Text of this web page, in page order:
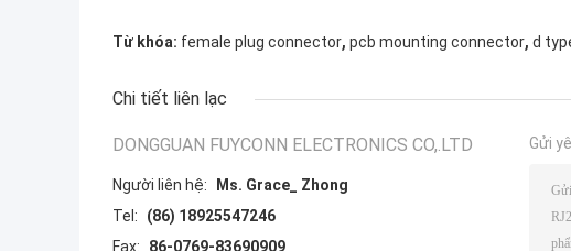
Từ khóa: female plug connector, pcb mounting connector, d
Chi tiết liên lạc
DONGGUAN FUYCONN ELECTRONICS CO,.LTD
Người liên hệ:
Ms. Grace_ Zhong
Tel:
(86) 18925547246
Fax:
86-0769-83690909
Gửi